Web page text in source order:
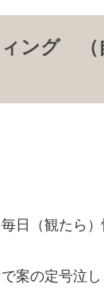
ング （
日（観たら
案の定号泣し